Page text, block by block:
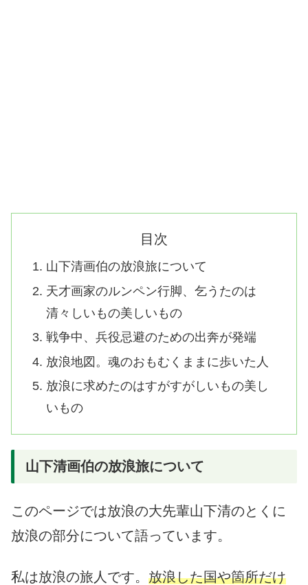
目次
山下清画伯の放浪旅について
天才画家のルンペン行脚、乞うたのは
清々しいもの美しいもの
戦争中、兵役忌避のための出奔が発端
放浪地図。魂のおもむくままに歩いた人
放浪に求めたのはすがすがしいもの美し
いもの
山下清画伯の放浪旅について
このページでは放浪の大先輩山下清のとくに
放浪の部分について語っています。
私は放浪の旅人です。 放浪した国や箇所だけ